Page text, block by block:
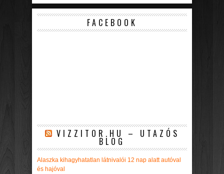
FACEBOOK
VIZZITOR.HU – UTAZÓS
BLOG
Alaszka kihagyhatatlan látnivalói 12 nap alatt autóval
és hajóval